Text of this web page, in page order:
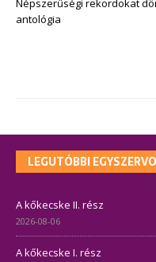
Népszerűségi rekordokat
antológia
LEGUTÓBBI
A kőkecske II. rész
2026-08-06
A kőkecske I. rész